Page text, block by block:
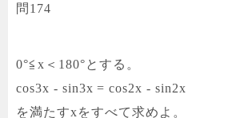
問174
0°≦x＜180°とする。
cos3x - sin3x = cos2x - sin2x
を満たすxをすべて求めよ。